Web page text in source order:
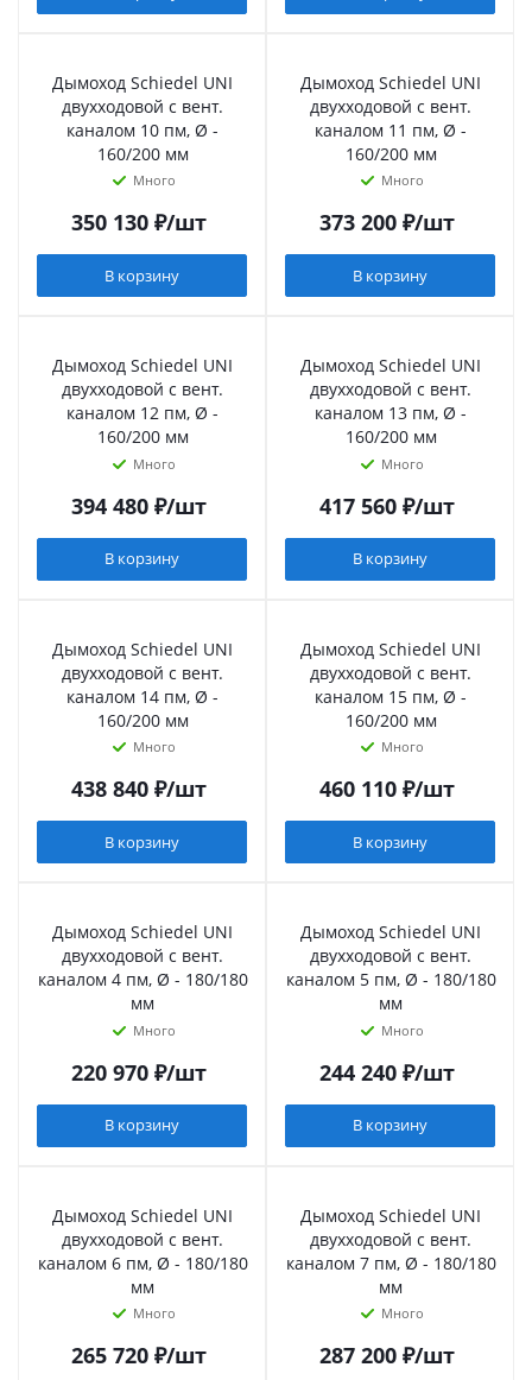
Дымоход Schiedel UNI
двухходовой с вент.
каналом 10 пм, Ø -
160/200 мм
Много
350 130₽/шт
В корзину
Дымоход Schiedel UNI
двухходовой с вент.
каналом 11 пм, Ø -
160/200 мм
Много
373 200₽/шт
В корзину
Дымоход Schiedel UNI
двухходовой с вент.
каналом 12 пм, Ø -
160/200 мм
Много
394 480₽/шт
В корзину
Дымоход Schiedel UNI
двухходовой с вент.
каналом 13 пм, Ø -
160/200 мм
Много
417 560₽/шт
В корзину
Дымоход Schiedel UNI
двухходовой с вент.
каналом 14 пм, Ø -
160/200 мм
Много
438 840₽/шт
В корзину
Дымоход Schiedel UNI
двухходовой с вент.
каналом 15 пм, Ø -
160/200 мм
Много
460 110₽/шт
В корзину
Дымоход Schiedel UNI
двухходовой с вент.
каналом 4 пм, Ø - 180/180
мм
Много
220 970₽/шт
В корзину
Дымоход Schiedel UNI
двухходовой с вент.
каналом 5 пм, Ø - 180/180
мм
Много
244 240₽/шт
В корзину
Дымоход Schiedel UNI
двухходовой с вент.
каналом 6 пм, Ø - 180/180
мм
Много
265 720₽/шт
Дымоход Schiedel UNI
двухходовой с вент.
каналом 7 пм, Ø - 180/180
мм
Много
287 200₽/шт